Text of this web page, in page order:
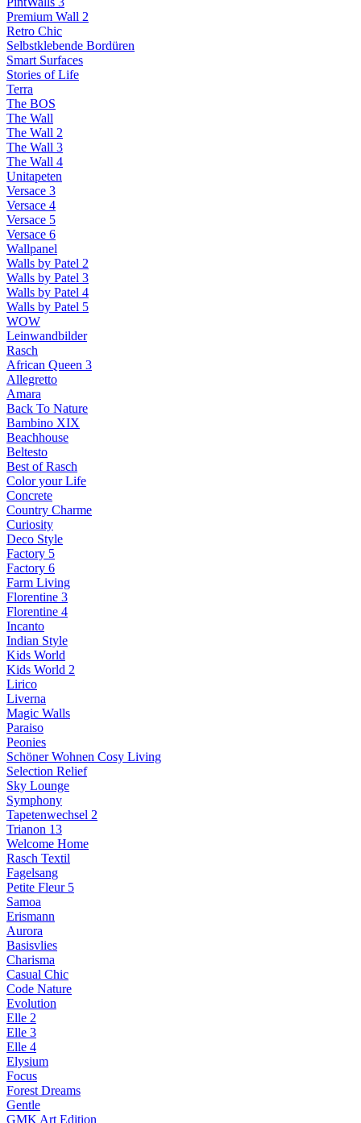
Premium Wall 2
Retro Chic
Selbstklebende Bordüren
Smart Surfaces
Stories of Life
Terra
The BOS
The Wall
The Wall 2
The Wall 3
The Wall 4
Unitapeten
Versace 3
Versace 4
Versace 5
Versace 6
Wallpanel
Walls by Patel 2
Walls by Patel 3
Walls by Patel 4
Walls by Patel 5
WOW
Leinwandbilder
Rasch
African Queen 3
Allegretto
Amara
Back To Nature
Bambino XIX
Beachhouse
Beltesto
Best of Rasch
Color your Life
Concrete
Country Charme
Curiosity
Deco Style
Factory 5
Factory 6
Farm Living
Florentine 3
Florentine 4
Incanto
Indian Style
Kids World
Kids World 2
Lirico
Liverna
Magic Walls
Paraiso
Peonies
Schöner Wohnen Cosy Living
Selection Relief
Sky Lounge
Symphony
Tapetenwechsel 2
Trianon 13
Welcome Home
Rasch Textil
Fagelsang
Petite Fleur 5
Samoa
Erismann
Aurora
Basisvlies
Charisma
Casual Chic
Code Nature
Evolution
Elle 2
Elle 3
Elle 4
Elysium
Focus
Forest Dreams
Gentle
GMK Art Edition